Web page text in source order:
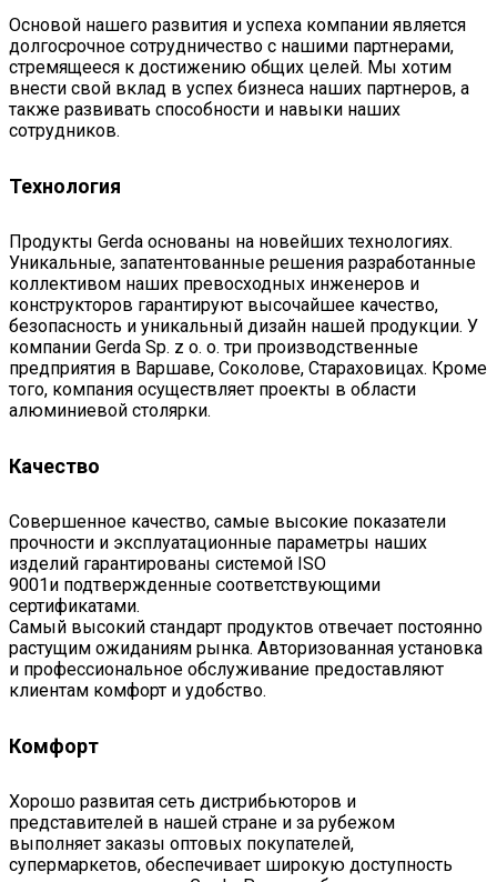
Основой нашего развития и успеха компании является
долгосрочное сотрудничество с нашими партнерами,
стремящееся к достижению общих целей. Мы хотим
внести свой вклад в успех бизнеса наших партнеров, а
также развивать способности и навыки наших
сотрудников.
Технология
Продукты Gerda основаны на новейших технологиях.
Уникальные, запатентованные решения разработанные
коллективом наших превосходных инженеров и
конструкторов гарантируют высочайшее качество,
безопасность и уникальный дизайн нашей продукции. У
компании Gerda Sp. z o. o. три производственные
предприятия в Варшаве, Соколове, Стараховицах. Кроме
того, компания осуществляет проекты в области
алюминиевой столярки.
Качество
Совершенное качество, самые высокие показатели
прочности и эксплуатационные параметры наших
изделий гарантированы системой ISO
9001и подтвержденные соответствующими
сертификатами.
Самый высокий стандарт продуктов отвечает постоянно
растущим ожиданиям рынка. Авторизованная установка
и профессиональное обслуживание предоставляют
клиентам комфорт и удобство.
Комфорт
Хорошо развитая сеть дистрибьюторов и
представителей в нашей стране и за рубежом
выполняет заказы оптовых покупателей,
супермаркетов, обеспечивает широкую доступность